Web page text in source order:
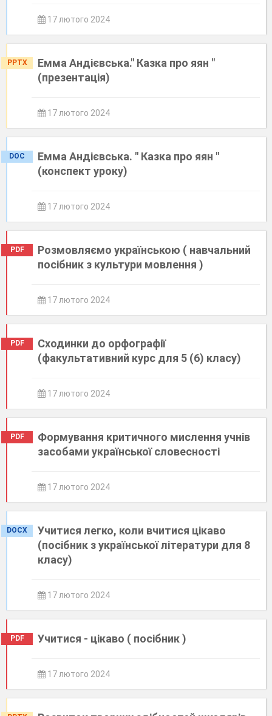
17 лютого 2024
PPTX
Емма Андієвська." Казка про яян "
(презентація)
17 лютого 2024
DOC
Емма Андієвська. " Казка про яян "
(конспект уроку)
17 лютого 2024
PDF
Розмовляємо українською ( навчальний
посібник з культури мовлення )
17 лютого 2024
PDF
Сходинки до орфографії
(факультативний курс для 5 (6) класу)
17 лютого 2024
PDF
Формування критичного мислення учнів
засобами української словесності
17 лютого 2024
DOCX
Учитися легко, коли вчитися цікаво
(посібник з української літератури для 8
класу)
17 лютого 2024
PDF Учитися - цікаво ( посібник )
17 лютого 2024